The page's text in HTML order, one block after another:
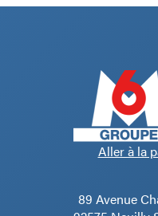
Aller à la
89 Avenue